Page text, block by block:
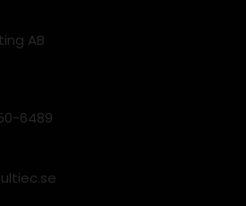
AB
6489